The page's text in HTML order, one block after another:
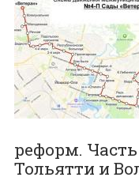
реформ.
Тольятти и